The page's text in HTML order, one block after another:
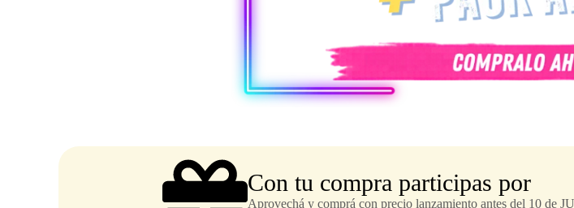
Con tu compra participas por
Aprovechá y comprá con precio lanzamiento antes del 10 de